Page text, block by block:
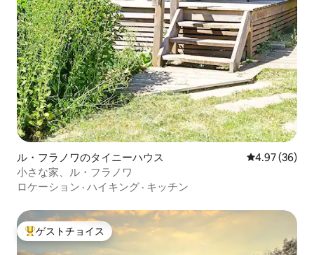
ル・フラノワのタイニーハウス レビュー36
4.97 (36)
小さな家、ル・フラノワ
ロケーション · ハイキング · キッチン
大好評のゲストチョイスです。
ゲストチョイス